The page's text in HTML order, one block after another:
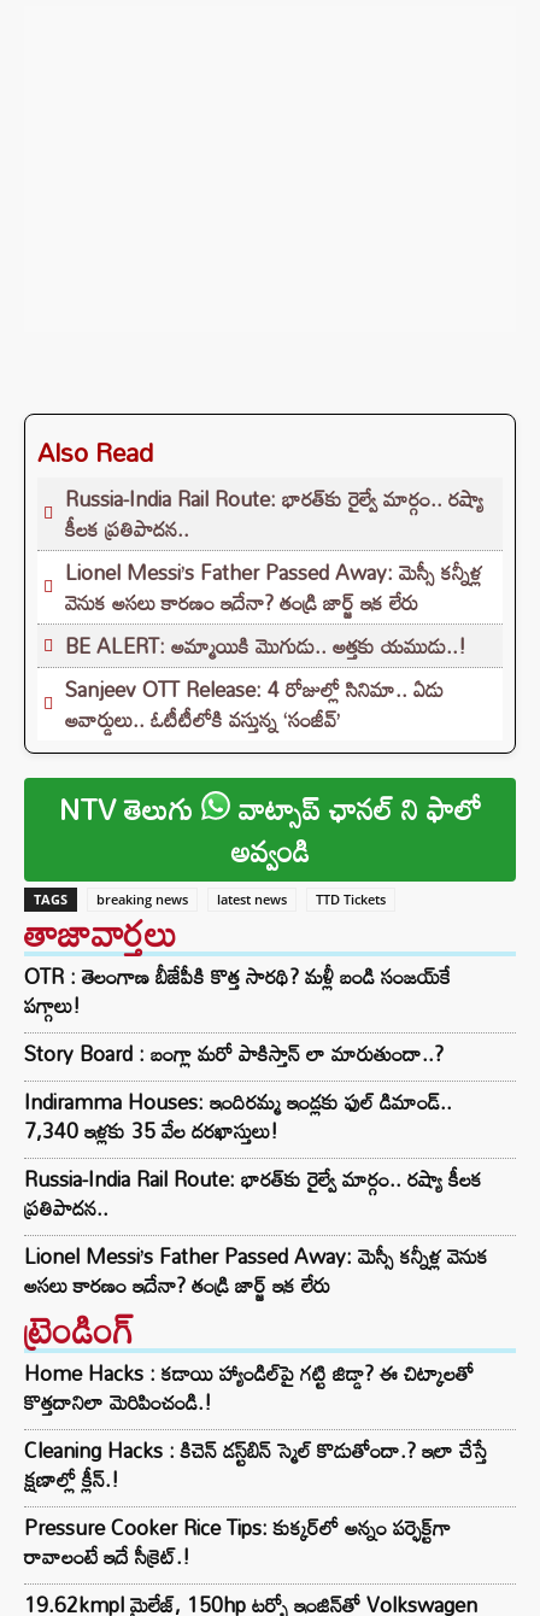
Also Read
Russia-India Rail Route: భారత్‌కు రైల్వే మార్గం.. రష్యా
కీలక ప్రతిపాదన..
Lionel Messi’s Father Passed Away: మెస్సీ కన్నీళ్ల
వెనుక అసలు కారణం ఇదేనా? తండ్రి జార్జ్ ఇక లేరు
BE ALERT: అమ్మాయికి మొగుడు.. అత్తకు యముడు..!
Sanjeev OTT Release: 4 రోజుల్లో సినిమా.. ఏడు
అవార్డులు.. ఓటీటీలోకి వస్తున్న ‘సంజీవ్’
NTV తెలుగు వాట్సాప్ ఛానల్ ని ఫాలో
అవ్వండి
TAGS breaking news latest news TTD Tickets
తాజావార్తలు
OTR : తెలంగాణ బీజేపీకి కొత్త సారథి? మళ్లీ బండి సంజయ్‌కే
పగ్గాలు!
Story Board : బంగ్లా మరో పాకిస్తాన్ లా మారుతుందా..?
Indiramma Houses: ఇందిరమ్మ ఇండ్లకు ఫుల్ డిమాండ్..
7,340 ఇళ్లకు 35 వేల దరఖాస్తులు!
Russia-India Rail Route: భారత్‌కు రైల్వే మార్గం.. రష్యా కీలక
ప్రతిపాదన..
Lionel Messi’s Father Passed Away: మెస్సీ కన్నీళ్ల వెనుక
అసలు కారణం ఇదేనా? తండ్రి జార్జ్ ఇక లేరు
ట్రెండింగ్‌
Home Hacks : కడాయి హ్యాండిల్‌పై గట్టి జిడ్డా? ఈ చిట్కాలతో
కొత్తదానిలా మెరిపించండి.!
Cleaning Hacks : కిచెన్ డస్ట్‌బిన్ స్మెల్ కొడుతోందా.? ఇలా చేస్తే
క్షణాల్లో క్లీన్.!
Pressure Cooker Rice Tips: కుక్కర్‌లో అన్నం పర్ఫెక్ట్‌గా
రావాలంటే ఇదే సీక్రెట్.!
19.62kmpl మైలేజ్, 150hp టర్బో ఇంజిన్‌తో Volkswagen